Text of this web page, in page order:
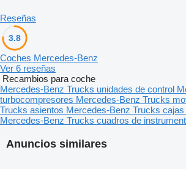
Anuncios similares
Reseñas
3.8
Coches Mercedes-Benz
Ver 6 reseñas
Recambios para coche
Mercedes-Benz Trucks unidades de control
turbocompresores Mercedes-Benz Trucks
Trucks asientos Mercedes-Benz Trucks
Mercedes-Benz Trucks cuadros de